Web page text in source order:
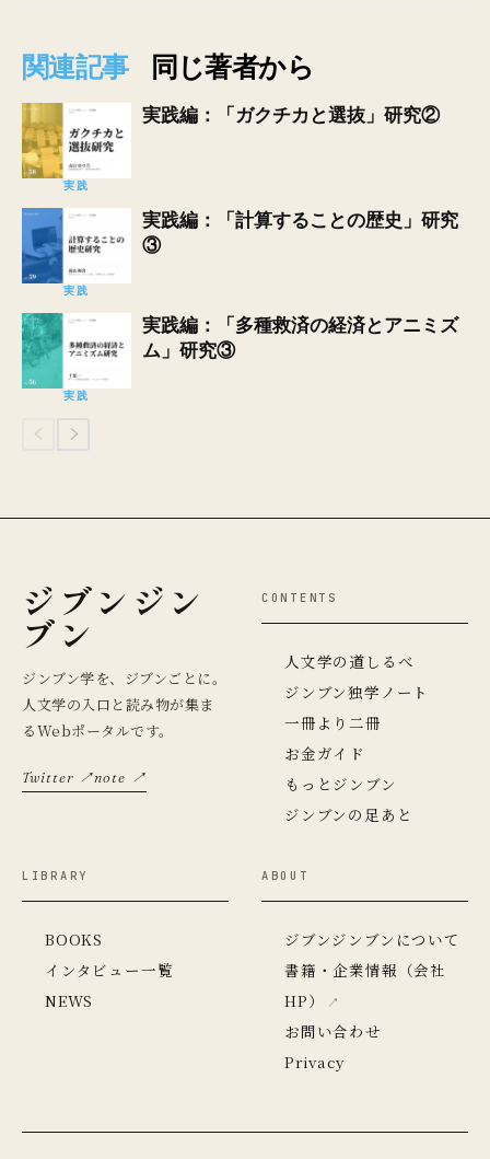
関連記事 同じ著者から
実践
実践編：「ガクチカと選抜」研究②
実践
実践編：「計算することの歴史」研究
③
実践
実践編：「多種救済の経済とアニミズ
ム」研究③
ジブンジン
ブン
ジンブン学を、ジブンごとに。
人文学の入口と読み物が集ま
るWebポータルです。
Twitter ↗note ↗
CONTENTS
人文学の道しるべ
ジンブン独学ノート
一冊より二冊
お金ガイド
もっとジンブン
ジンブンの足あと
LIBRARY
BOOKS
インタビュー一覧
NEWS
ABOUT
ジブンジンブンについて
書籍・企業情報（会社
HP）
お問い合わせ
Privacy